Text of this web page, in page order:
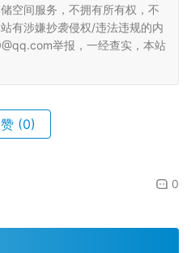
空间服务，不拥有所有权，不
有涉嫌抄袭侵权/违法违规的内
举报，一经查实，本站
赞 (0)
0